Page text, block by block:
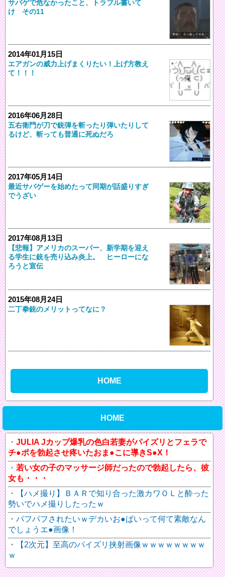
サバゲで危なかったこと、トラブル書いて
け その11
2014年01月15日
エアガンの威力上げまくりたい！上げ方教え
て！！！
2016年06月28日
五右衛門が刀で銃弾を斬ったり弾いたりして
るけど、斬っても普通に死ぬだろ
2017年05月14日
最近サバゲーを始めたって同期が話盛りすぎ
でうざい
2017年08月13日
【悲報】アメリカのスーパー、新学期を迎え
る学生に銃を売り込み炎上。 ヒーローにな
ろうと宣伝
2015年08月24日
二丁拳銃のメリットってなに？
HOME
HOME
JULIA Jカップ爆乳の色白若妻がパイズリとフェラで
チ●ポを勃起させ疼いたおま●こに導きS●X！
若い女の子のマッサージ師だったので勃起したら、彼
女も・・・
【ハメ撮り】ＢＡＲで知り合った激カワＯＬと酔った
勢いでハメ撮りしたったｗ
パフパフされたいｗデカいお●ぱいって何て素敵なん
でしょうエ●画像！
【2次元】至高のパイズリ挟射画像ｗｗｗｗｗｗｗｗ
ｗ